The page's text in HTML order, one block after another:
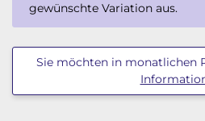
gewünschte Variation aus.
Sie möchten in monatlichen